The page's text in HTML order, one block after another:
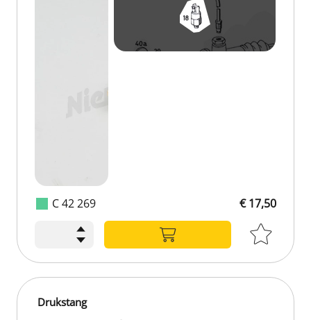
C 42 269 € 17,50
Drukstang